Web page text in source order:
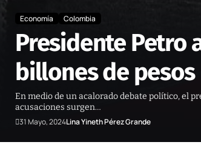
Economía Colombia
Presidente Petro
billones de pesos
En medio de un acalorado debate político, el
acusaciones surgen…
31 Mayo, 2024Lina Yineth Pérez Grande